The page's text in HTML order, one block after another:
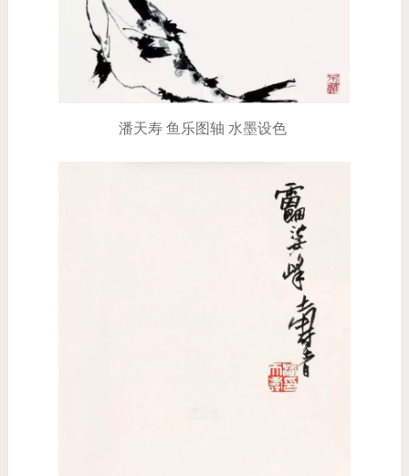
潘天寿 鱼乐图轴 水墨设色